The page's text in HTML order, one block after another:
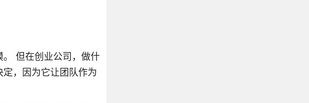
但在创业公司，做什
，因为它让团队作为